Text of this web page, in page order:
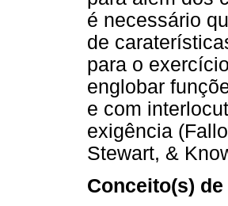
é necessário
de
para o
englobar
e com
exigência
Stewart, &
Conceito(s)